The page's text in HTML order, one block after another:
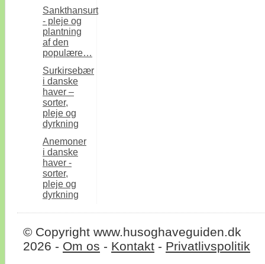
Sankthansurt
- pleje og
plantning
af den
populære…
Surkirsebær
i danske
haver –
sorter,
pleje og
dyrkning
Anemoner
i danske
haver -
sorter,
pleje og
dyrkning
© Copyright www.husoghaveguiden.dk
2026 - Om os - Kontakt - Privatlivspolitik